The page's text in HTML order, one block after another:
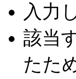
入力
該当
たた